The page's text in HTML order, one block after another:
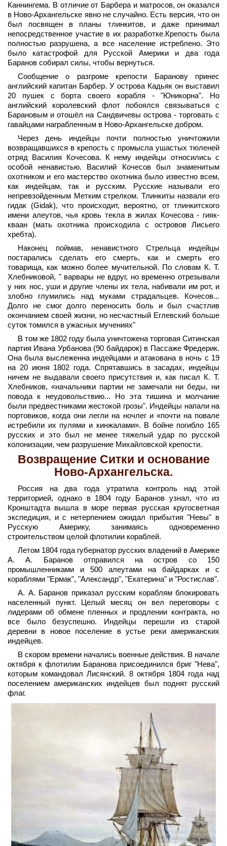
Каннингема. В отличие от Барбера и матросов, он оказался
в Ново-Архангельске явно не случайно. Есть версия, что он
был посвящен в планы тлинкитов, и даже принимал
непосредственное участие в их разработке.Крепость была
полностью разрушена, а все население истреблено. Это
было катастрофой для Русской Америки и два года
Баранов собирал силы, чтобы вернуться.
Сообщение о разгроме крепости Баранову принес
английский капитан Барбер. У острова Кадьяк он выставил
20 пушек с борта своего корабля - "Юникорна". Но
английский королевский флот побоялся связываться с
Барановым и отошёл на Сандвичевы острова - торговать с
гавайцами награбленным в Ново-Архангельске добром.
Через день индейцы почти полностью уничтожили
возвращавшихся в крепость с промысла ушастых тюленей
отряд Василия Кочесова. К нему индейцы относились с
особой ненавистью. Василий Кочесов был знаменитым
охотником и его мастерство охотника было известно всем,
как индейцам, так и русским. Русские называли его
непревзойденным Метким стрелком. Тлинкиты назвали его
гидак (Gidak), что происходит, вероятно, от тлинкитского
имени алеутов, чья кровь текла в жилах Кочесова - гияк-
кваан (мать охотника происходила с островов Лисьего
хребта).
Наконец поймав, ненавистного Стрельца индейцы
постарались сделать его смерть, как и смерть его
товарища, как можно более мучительной. По словам К. Т.
Хлебниковой, " варвары не вдруг, но временно отрезывали
у них нос, уши и другие члены их тела, набивали им рот, и
злобно глумились над муками страдальцев. Кочесов...
Долго не смог долго переносить боль и был счастлив
окончанием своей жизни, но несчастный Еглевский больше
суток томился в ужасных мучениях"
В том же 1802 году была уничтожена торговая Ситинская
партия Ивана Урбанова (90 байдарок) в Пассаже Фредерик.
Она была выслеженна индейцами и атакована в ночь с 19
на 20 июня 1802 года. Спрятавшись в засадах, индейцы
ничем не выдавали своего присутствия и, как писал К. Т.
Хлебников, «начальники партии не замечали ни беды, ни
повода к неудовольствию... Но эта тишина и молчание
были предвестниками жестокой грозы". Индейцы напали на
портовиков, когда они легли на ночлег и «почти на повале
истребили их пулями и кинжалами». В бойне погибло 165
русских и это был не менее тяжелый удар по русской
колонизации, чем разрушение Михайловской крепости.
Возвращение Ситки и основание
Ново-Архангельска.
Россия на два года утратила контроль над этой
территорией, однако в 1804 году Баранов узнал, что из
Кронштадта вышла в море первая русская кругосветная
экспедиция, и с нетерпением ожидал прибытия "Невы" в
Русскую Америку, занимаясь одновременно
строительством целой флотилии кораблей.
Летом 1804 года губернатор русских владений в Америке
А. А. Баранов отправился на остров со 150
промышленниками и 500 алеутами на байдарках и с
кораблями "Ермак", "Александр", "Екатерина" и "Ростислав".
А. А. Баранов приказал русским кораблям блокировать
населенный пункт. Целый месяц он вел переговоры с
лидерами об обмене пленных и продлении контракта, но
все было безуспешно. Индейцы перешли из старой
деревни в новое поселение в устье реки американских
индейцев.
В скором времени начались военные действия. В начале
октября к флотилии Баранова присоединился бриг "Нева",
которым командовал Лисянский. 8 октября 1804 года над
поселением американских индейцев был поднят русский
флаг.